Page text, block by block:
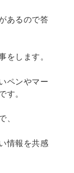
あるので答
します。
ペンやマー
す。
、
情報を共感